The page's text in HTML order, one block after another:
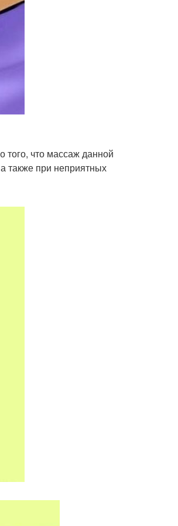
что массаж данной
также при неприятных